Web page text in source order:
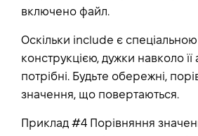
включено файл.
Оскільки include є
конструкцією, дужки навколо
потрібні. Будьте обережні,
значення, що повертаються.
Приклад #4 Порівняння